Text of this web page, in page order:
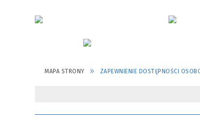
MAPA STRONY ZAPEWNIENIE DOSTĘPNOŚCI